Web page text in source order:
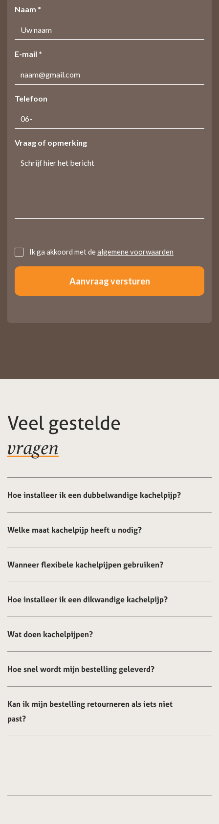
Naam *
E-mail *
Telefoon
Vraag of opmerking
UntitledIk ga akkoord met dealgemene voorwaarden
Veel gestelde
vragen
Hoe installeer ik een dubbelwandige kachelpijp?
Welke maat kachelpijp heeft u nodig?
Wanneer flexibele kachelpijpen gebruiken?
Hoe installeer ik een dikwandige kachelpijp?
Wat doen kachelpijpen?
Hoe snel wordt mijn bestelling geleverd?
Kan ik mijn bestelling retourneren als iets niet
past?